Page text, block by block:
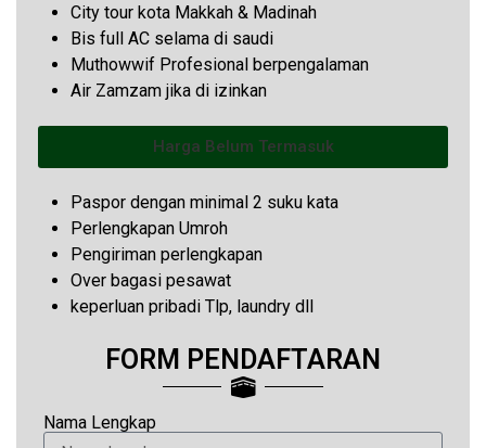
City tour kota Makkah & Madinah
Bis full AC selama di saudi
Muthowwif Profesional berpengalaman
Air Zamzam jika di izinkan
Harga Belum Termasuk
Paspor dengan minimal 2 suku kata
Perlengkapan Umroh
Pengiriman perlengkapan
Over bagasi pesawat
keperluan pribadi Tlp, laundry dll
FORM PENDAFTARAN
Nama Lengkap